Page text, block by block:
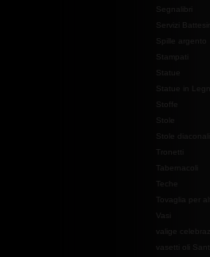
Segnalibri
Servizi
Spille argento
Stampati
Statue
Statue in
Stoffe
Stole
Stole diaconali
Tabernacoli
valige